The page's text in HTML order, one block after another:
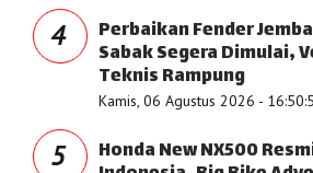
4 Perbaikan Fender
Sabak Segera Dimulai,
Teknis Rampung
Kamis, 06 Agustus 2026 -
5 Honda New NX500